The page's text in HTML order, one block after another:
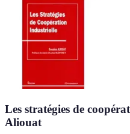
Les stratégies de
Aliouat